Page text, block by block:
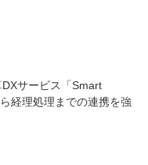
サービス「Smart
経理処理までの連携を強